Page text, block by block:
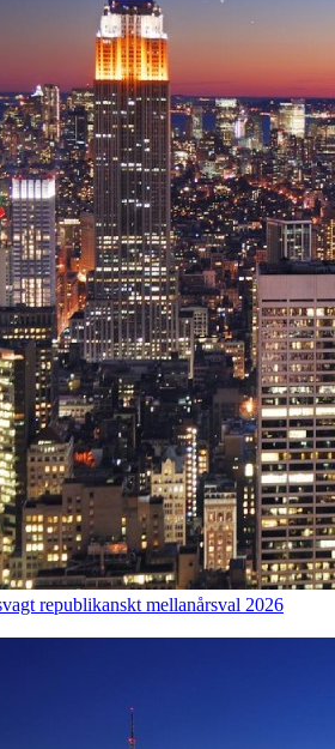
republikanskt mellanårsval 2026